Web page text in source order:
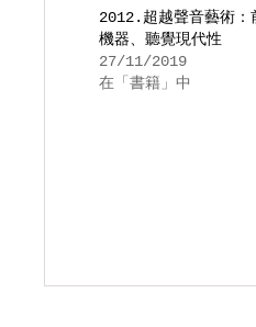
2012.超越聲音藝術：
機器、聽覺現代性
27/11/2019
在「書籍」中